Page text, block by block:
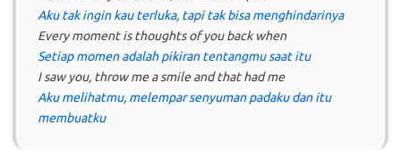
Aku tak ingin kau terluka, tapi tak bisa menghindarinya
Every moment is thoughts of you back when
Setiap momen adalah pikiran tentangmu saat itu
I saw you, throw me a smile and that had me
Aku melihatmu, melempar senyuman padaku dan itu
membuatku